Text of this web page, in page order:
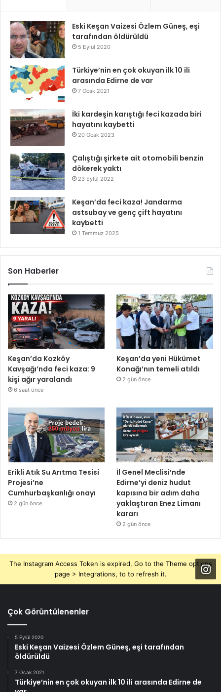
Eski Keşan Vaizesi Özlem Güneş, eşi
tarafından öldürüldü
5 Eylül 2020
Türkiye’nin en çok okuyan ilk 10 ili
arasında Edirne de var
7 Ocak 2021
İki kardeşin karıştığı feci kazada biri
hayatını kaybetti
20 Ocak 2023
Çalıştığı şirkete ait otomobili benzin
dökerek yaktı
23 Eylül 2022
Keşan’da feci kaza! Jandarma
astsubay ve genç çift hayatını
kaybetti
1 Temmuz 2025
Son Haberler
Keşan’da Kozköy
Kavşağı’nda feci kaza: 9
kişi ağır yaralandı
6 saat önce
Keşan’da yeni Hükümet
Konağı’nın temeli atıldı
2 gün önce
Erikli Atık Su Arıtma Tesisi
Projesi’ne
Cumhurbaşkanlığı onayı
2 gün önce
İl Genel Meclisi’nde
Edirne’yi deniz hudut
kapısına bir adım daha
yaklaştıran Enez Limanı
kararı
2 gün önce
The Instagram Access Token is expired, Go to the Theme options
page > Integrations, to to refresh it.
Çok Görüntülenenler
5 Eylül 2020
Eski Keşan Vaizesi Özlem Güneş, eşi tarafından
öldürüldü
7 Ocak 2021
Türkiye’nin en çok okuyan ilk 10 ili arasında Edirne de